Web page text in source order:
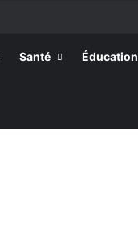
Santé Éducation